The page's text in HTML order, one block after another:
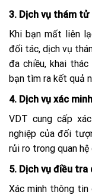
3. Dịch vụ thám
Khi bạn mất liên
đối tác, dịch vụ
đa chiều, khai
bạn tìm ra kết quả
4. Dịch vụ xác
VDT cung cấp
nghiệp của đối
rủi ro trong quan hệ
5. Dịch vụ điều tra
Xác minh thông tin